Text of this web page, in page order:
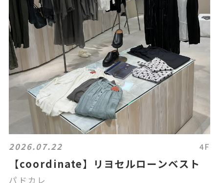
2026.07.22 4F
【coordinate】リヨセルローンベスト
パドカレ